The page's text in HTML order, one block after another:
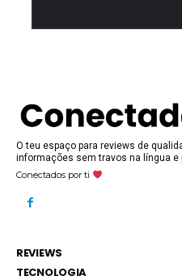
O teu espaço para reviews de
informações sem travos na língua e
Conectados por ti
REVIEWS
TECNOLOGIA